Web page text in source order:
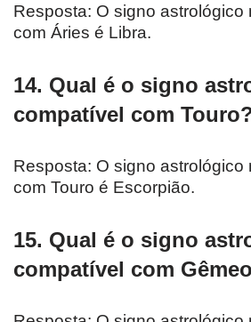
Resposta: O signo astrológico
com Áries é Libra.
14. Qual é o signo
compatível com
Resposta: O signo astrológico
com Touro é Escorpião.
15. Qual é o signo
compatível com